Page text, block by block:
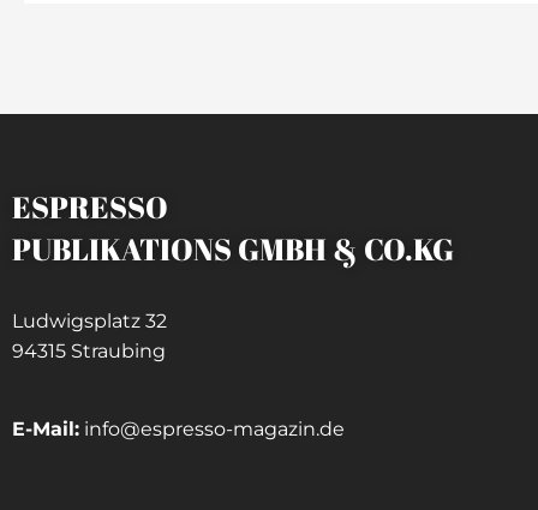
ESPRESSO
PUBLIKATIONS GMBH & CO.KG
Ludwigsplatz 32
94315 Straubing
E-Mail: info@espresso-magazin.de